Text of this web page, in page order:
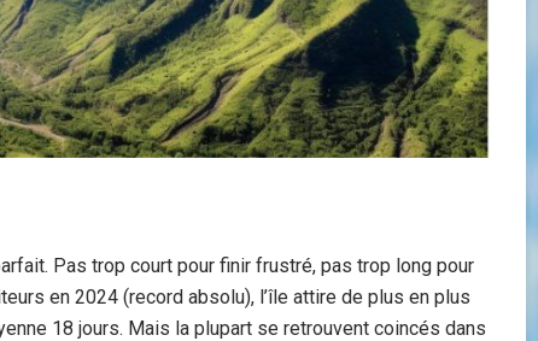
Pas trop court pour finir frustré, pas trop long pour
en 2024 (record absolu), l’île attire de plus en plus
18 jours. Mais la plupart se retrouvent coincés dans